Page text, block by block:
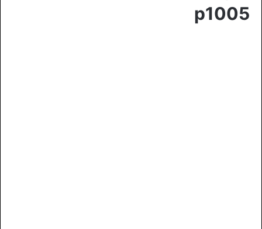
p1005